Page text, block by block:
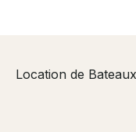
Location de Bateaux